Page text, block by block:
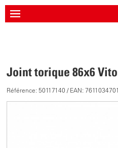
Joint torique 86x6
Référence: 50117140 / EAN: